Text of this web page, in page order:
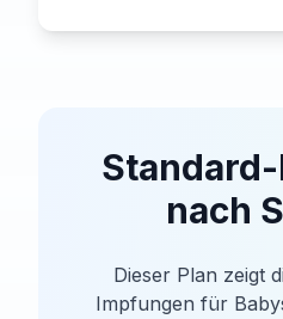
nach
Dieser Plan zeigt
Impfungen für